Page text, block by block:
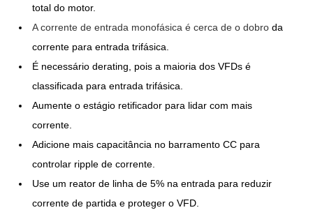
total do motor.
A corrente de entrada monofásica é cerca de o dobro da
corrente para entrada trifásica.
É necessário derating, pois a maioria dos VFDs é
classificada para entrada trifásica.
Aumente o estágio retificador para lidar com mais
corrente.
Adicione mais capacitância no barramento CC para
controlar ripple de corrente.
Use um reator de linha de 5% na entrada para reduzir
corrente de partida e proteger o VFD.